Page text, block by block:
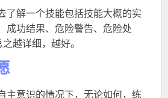
了解一个技能包括技能大概的实
成功结果、危险警告、危险处
越详细，越好。
主意识的情况下，无论如何，练